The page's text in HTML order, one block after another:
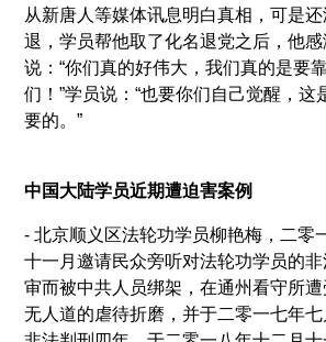
从新唐人等媒体讯息明白真相，可是还
退，学员帮他取了化名退党之后，他感
说：“你们真的好伟大，我们真的是要
们！”学员说：“也要你们自己觉醒，这
要的。”
中国大陆学员近期遭迫害案例
- 北京顺义区法轮功学员柳艳梅，二零
十一月邀请民众旁听对法轮功学员的非
审而被中共人员绑架，在通州看守所遭
无人道的虐待折磨，并于二零一七年七